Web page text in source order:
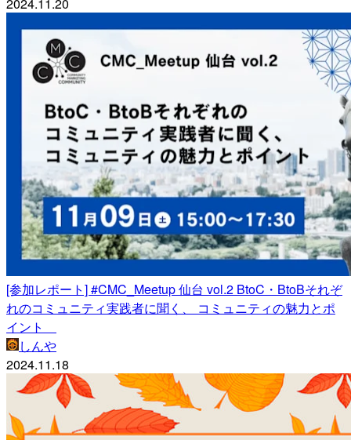
[参加レポート] #CMC_Meetup 仙台 vol.2 BtoC・BtoBそれぞ
れのコミュニティ実践者に聞く、 コミュニティの魅力とポ
イント
しんや
2024.11.18